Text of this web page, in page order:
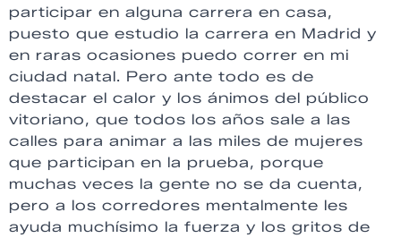
participar en alguna carrera en casa,
puesto que estudio la carrera en Madrid y
en raras ocasiones puedo correr en mi
ciudad natal. Pero ante todo es de
destacar el calor y los ánimos del público
vitoriano, que todos los años sale a las
calles para animar a las miles de mujeres
que participan en la prueba, porque
muchas veces la gente no se da cuenta,
pero a los corredores mentalmente les
ayuda muchísimo la fuerza y los gritos de